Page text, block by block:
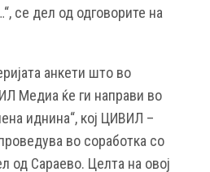
се дел од одговорите на
анкети што во
Медиа ќе ги направи во
иднина“, кој ЦИВИЛ –
во соработка со
од Сараево. Целта на овој